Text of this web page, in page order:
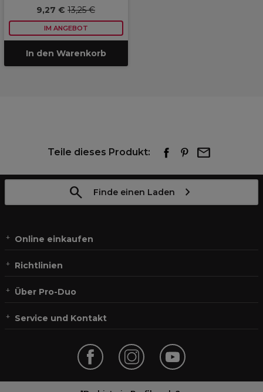
9,27 € 13,25 €
IM ANGEBOT
In den Warenkorb
Teile dieses Produkt:
Finde einen Laden
Online einkaufen
Richtlinien
Über Pro-Duo
Service und Kontakt